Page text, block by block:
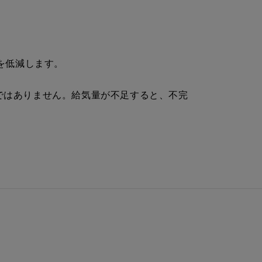
減します。
ありません。給気量が不足すると、不完